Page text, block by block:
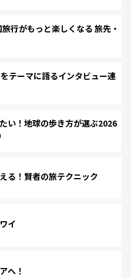
行がもっと楽しくなる 旅先・
テーマに語るインタビュー連
い！地球の歩き方が選ぶ2026
る！賢者の旅テクニック
イ
へ！